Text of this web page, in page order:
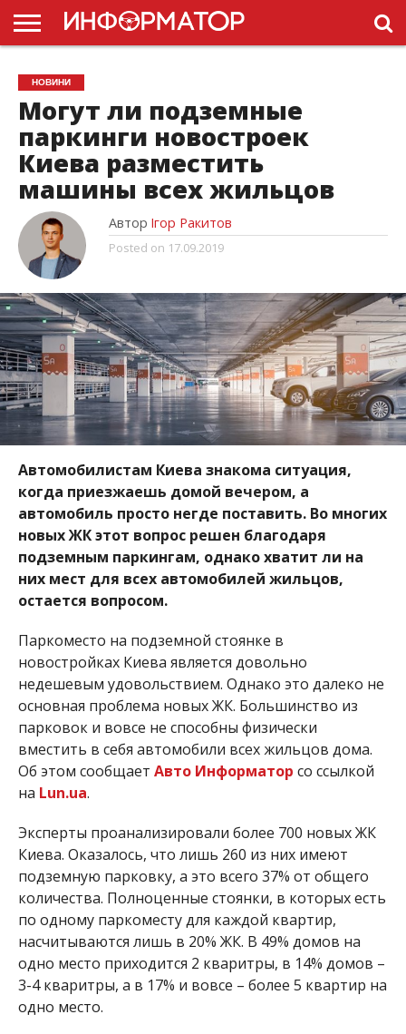
ГОЛОВНА
НОВИНИ
ПДР
УКРАЇНИ
РЕКЛАМА
ПРОЕКТЫ
НОВИНИ
Могут ли подземные
паркинги новостроек
Киева разместить
машины всех жильцов
Автор Ігор Ракитов
Posted on 17.09.2019
Автомобилистам Киева знакома ситуация,
когда приезжаешь домой вечером, а
автомобиль просто негде поставить. Во многих
новых ЖК этот вопрос решен благодаря
подземным паркингам, однако хватит ли на
них мест для всех автомобилей жильцов,
остается вопросом.
Паркоместо на подземной стоянке в
новостройках Киева является довольно
недешевым удовольствием. Однако это далеко не
основная проблема новых ЖК. Большинство из
парковок и вовсе не способны физически
вместить в себя автомобили всех жильцов дома.
Об этом сообщает Авто Информатор со ссылкой
на Lun.ua.
Эксперты проанализировали более 700 новых ЖК
Киева. Оказалось, что лишь 260 из них имеют
подземную парковку, а это всего 37% от общего
количества. Полноценные стоянки, в которых есть
по одному паркоместу для каждой квартир,
насчитываются лишь в 20% ЖК. В 49% домов на
одно место приходится 2 кваритры, в 14% домов –
3-4 кваритры, а в 17% и вовсе – более 5 квартир на
одно место.